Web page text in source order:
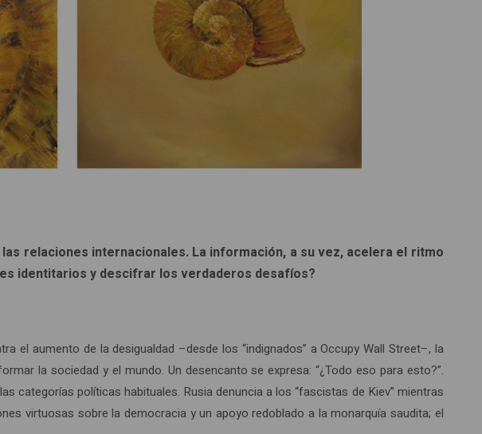
relaciones internacionales. La información, a su vez, acelera el ritmo
identitarios y descifrar los verdaderos desafíos?
aumento de la desigualdad –desde los “indignados” a Occupy Wall Street–, la
la sociedad y el mundo. Un desencanto se expresa: “¿Todo eso para esto?”.
categorías políticas habituales. Rusia denuncia a los “fascistas de Kiev” mientras
virtuosas sobre la democracia y un apoyo redoblado a la monarquía saudita; el